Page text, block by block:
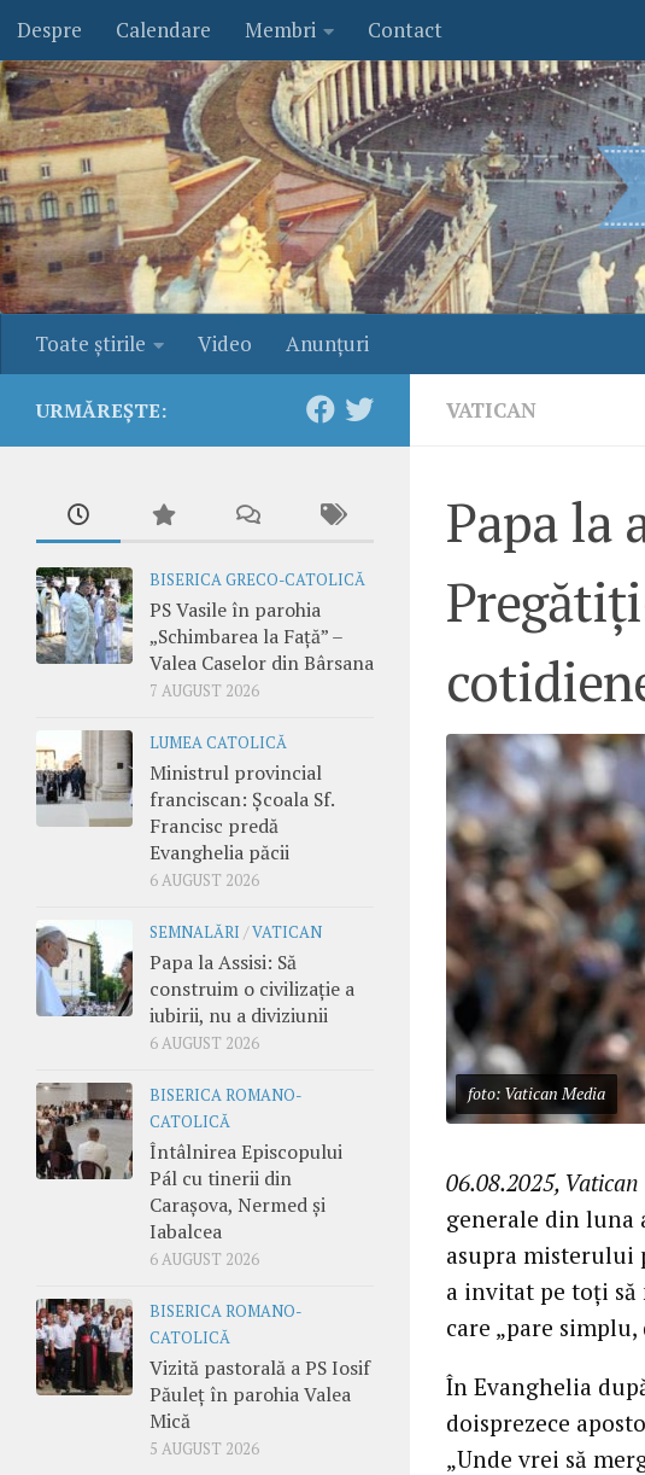
Skip to content
Despre Calendare Membri Contact
Toate ştirile Video Anunţuri
VATICAN
Papa la
foto: Vatican Media
06.08.2025,
generale din luna
asupra
a invitat pe toți să
care „pare
În Evanghelia
doisprezece
„Unde vrei să
URMĂREȘTE:
BISERICA GRECO-CATOLICĂ
PS Vasile în parohia
„Schimbarea la Față” –
Valea Caselor din Bârsana
7 AUGUST 2026
LUMEA CATOLICĂ
Ministrul provincial
franciscan: Școala Sf.
Francisc predă
Evanghelia păcii
6 AUGUST 2026
SEMNALĂRI /VATICAN
Papa la Assisi: Să
construim o civilizație a
iubirii, nu a diviziunii
6 AUGUST 2026
BISERICA ROMANO-
CATOLICĂ
Întâlnirea Episcopului
Pál cu tinerii din
Carașova, Nermed și
Iabalcea
6 AUGUST 2026
BISERICA ROMANO-
CATOLICĂ
Vizită pastorală a PS Iosif
Păuleț în parohia Valea
Mică
5 AUGUST 2026